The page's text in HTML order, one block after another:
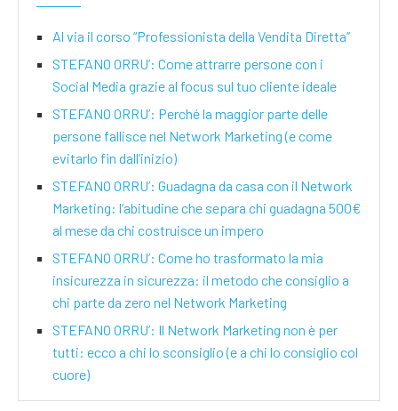
Al via il corso “Professionista della Vendita Diretta”
STEFANO ORRU’: Come attrarre persone con i
Social Media grazie al focus sul tuo cliente ideale
STEFANO ORRU’: Perché la maggior parte delle
persone fallisce nel Network Marketing (e come
evitarlo fin dall’inizio)
STEFANO ORRU’: Guadagna da casa con il Network
Marketing: l’abitudine che separa chi guadagna 500€
al mese da chi costruisce un impero
STEFANO ORRU’: Come ho trasformato la mia
insicurezza in sicurezza: il metodo che consiglio a
chi parte da zero nel Network Marketing
STEFANO ORRU’: Il Network Marketing non è per
tutti: ecco a chi lo sconsiglio (e a chi lo consiglio col
cuore)